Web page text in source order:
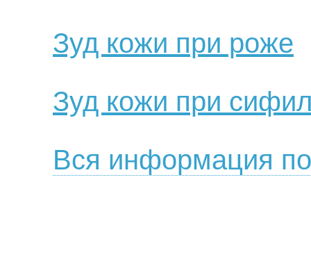
Зуд кожи при роже
Зуд кожи при
Вся информация